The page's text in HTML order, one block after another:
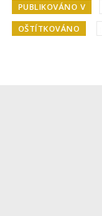
PUBLIKOVÁNO V
OŠTÍTKOVÁNO